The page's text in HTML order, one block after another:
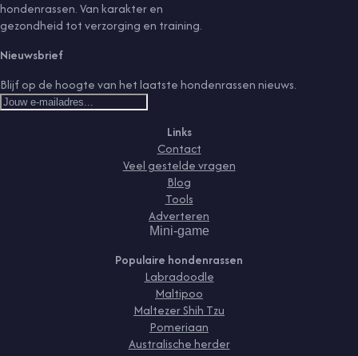
hondenrassen. Van karakter en
gezondheid tot verzorging en training.
Nieuwsbrief
Blijf op de hoogte van het laatste hondenrassen nieuws.
Links
Contact
Veel gestelde vragen
Blog
Tools
Adverteren
Mini-game
Populaire hondenrassen
Labradoodle
Maltipoo
Maltezer Shih Tzu
Pomeriaan
Australische herder